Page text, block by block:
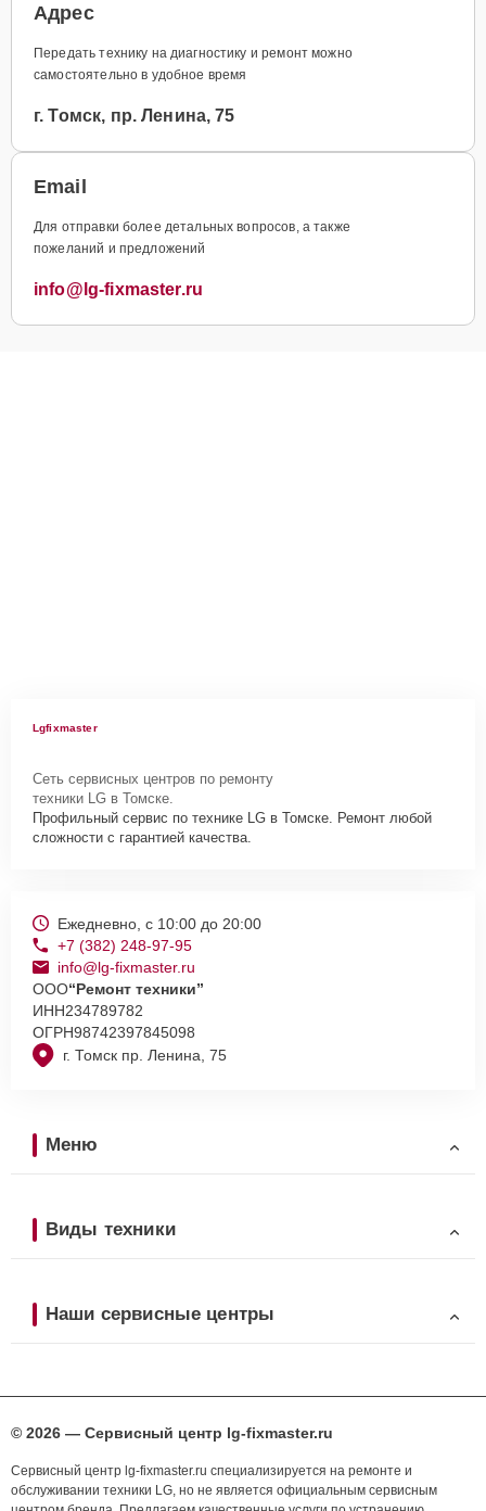
Адрес
Передать технику на диагностику и ремонт можно
самостоятельно в удобное время
г. Томск, пр. Ленина, 75
Email
Для отправки более детальных вопросов, а также
пожеланий и предложений
info@lg-fixmaster.ru
Lgfixmaster
Сеть сервисных центров по ремонту
техники LG в Томске.
Профильный сервис по технике LG в Томске. Ремонт любой
сложности с гарантией качества.
г. Томск пр. Ленина, 75
Ежедневно, с 10:00 до 20:00
+7 (382) 248-97-95
info@lg-fixmaster.ru
ООО“Ремонт техники”
ИНН234789782
ОГРН98742397845098
Меню
Виды техники
Наши сервисные центры
© 2026 — Сервисный центр lg-fixmaster.ru
Сервисный центр lg-fixmaster.ru специализируется на ремонте и
обслуживании техники LG, но не является официальным сервисным